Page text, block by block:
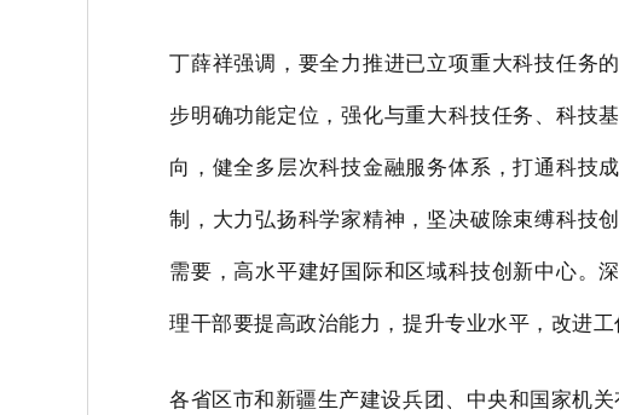
丁薛祥强调，要全力推进已立项重大科技任务
步明确功能定位，强化与重大科技任务、科技
向，健全多层次科技金融服务体系，打通科技
制，大力弘扬科学家精神，坚决破除束缚科技
需要，高水平建好国际和区域科技创新中心。
理干部要提高政治能力，提升专业水平，改进
各省区市和新疆生产建设兵团、中央和国家机